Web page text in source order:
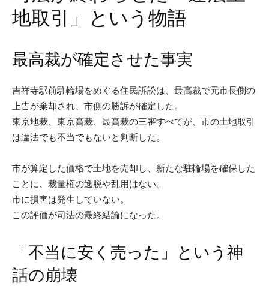
地取引」という物語
最高裁が確定させた事実
吉祥寺駅前駐輪場をめぐる住民訴訟は、最高裁で元市長側の
上告が棄却され、市側の勝訴が確定した。
東京地裁、東京高裁、最高裁の三審すべてが、市の土地取引
は違法でも不当でもないと判断した。
市が算定した価格で土地を売却し、新たな駐輪場を確保した
ことに、裁量権の逸脱や乱用はない。
市に損害は発生していない。
この評価が司法の最終結論になった。
「不当に安く売った」という神
話の崩壊